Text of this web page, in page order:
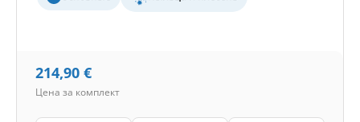
214,90 €
Цена за комплект